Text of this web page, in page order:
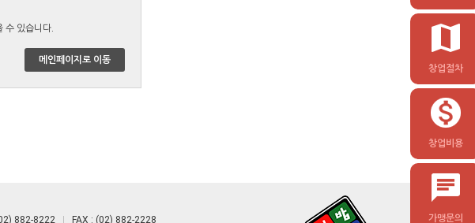
수 있습니다.
메인페이지로 이동
882-8222 FAX : (02) 882-2228
창업절차
창업비용
가맹문의